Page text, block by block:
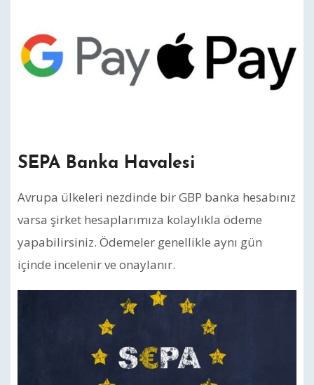
SEPA Banka Havalesi
Avrupa ülkeleri nezdinde bir GBP banka hesabınız
varsa şirket hesaplarımıza kolaylıkla ödeme
yapabilirsiniz. Ödemeler genellikle aynı gün
içinde incelenir ve onaylanır.